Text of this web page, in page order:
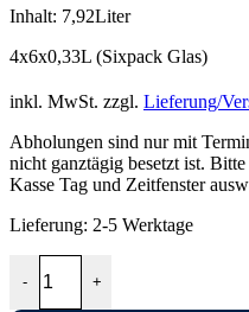
Inhalt: 7,92Liter
4x6x0,33L (Sixpack Glas)
inkl. MwSt. zzgl. Lieferung/
Abholungen sind nur mit
nicht ganztägig besetzt ist.
Kasse Tag und Zeitfenster
Lieferung: 2-5 Werktage
- +